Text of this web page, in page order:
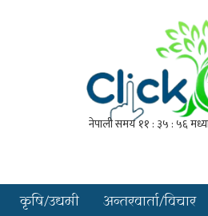
कृषि/उद्यमी अन्तरवार्ता/विचार